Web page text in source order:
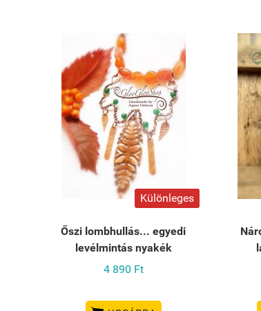
Különleges
Őszi lombhullás... egyedi
levélmintás nyakék
4 890 Ft